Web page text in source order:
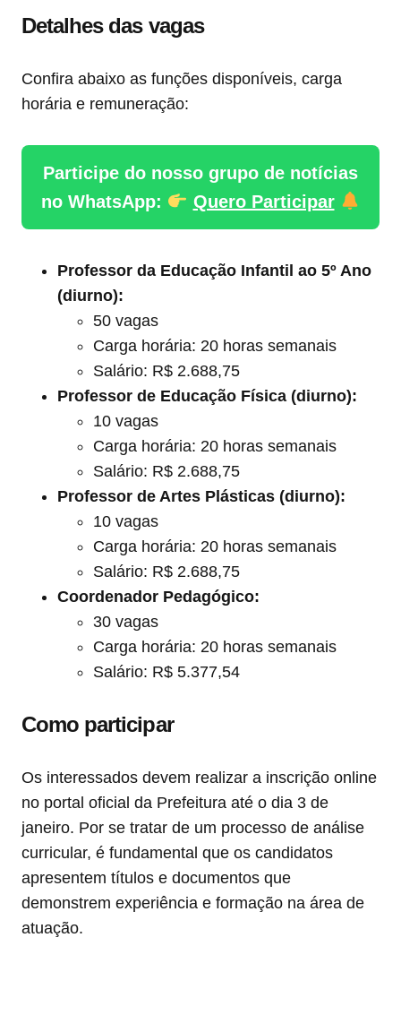
Detalhes das vagas
Confira abaixo as funções disponíveis, carga
horária e remuneração:
Participe do nosso grupo de notícias
no WhatsApp:
Quero Participar
Professor da Educação Infantil ao 5º Ano
(diurno):
50 vagas
Carga horária: 20 horas semanais
Salário: R$ 2.688,75
Professor de Educação Física (diurno):
10 vagas
Carga horária: 20 horas semanais
Salário: R$ 2.688,75
Professor de Artes Plásticas (diurno):
10 vagas
Carga horária: 20 horas semanais
Salário: R$ 2.688,75
Coordenador Pedagógico:
30 vagas
Carga horária: 20 horas semanais
Salário: R$ 5.377,54
Como participar
Os interessados devem realizar a inscrição online
no portal oficial da Prefeitura até o dia 3 de
janeiro. Por se tratar de um processo de análise
curricular, é fundamental que os candidatos
apresentem títulos e documentos que
demonstrem experiência e formação na área de
atuação.